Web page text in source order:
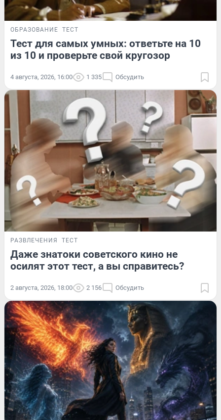
ОБРАЗОВАНИЕ ТЕСТ
Тест для самых умных: ответьте на 10
из 10 и проверьте свой кругозор
4 августа, 2026, 16:00 1 335 Обсудить
РАЗВЛЕЧЕНИЯ ТЕСТ
Даже знатоки советского кино не
осилят этот тест, а вы справитесь?
2 августа, 2026, 18:00 2 156 Обсудить